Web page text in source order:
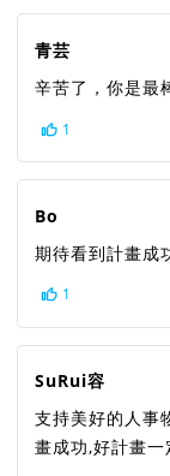
青芸
辛苦了，你是最
1
Bo
期待看到計畫成
1
SuRui容
支持美好的人事
畫成功,好計畫一